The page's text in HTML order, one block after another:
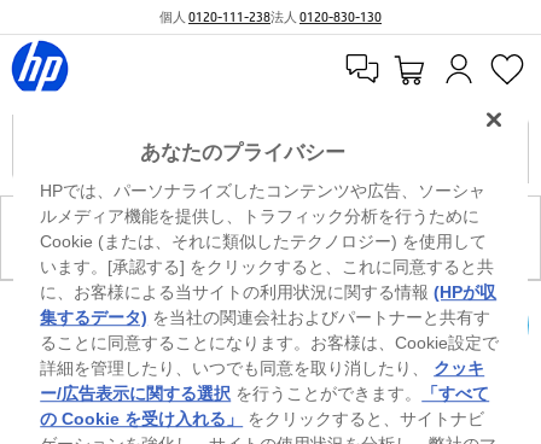
個人 0120-111-238法人 0120-830-130
現在、このカテゴリには商品がありません。
カートを確認
※ Windowsのすべてのエディションまたはバージョンで、すべての機能を使用でき
るわけではありません。Windowsの機能を最大限に活用するには、システムのハ
ードウェア、ドライバー、ソフトウェアのアップグレードおよび/または別途購
入、あるいはBIOSのアップデートが必要になる場合があります。Windowsは自動
的にアップデートされ、有効になります。高速インターネットとMicrosoftアカウ
ントが必要になります。ISPの料金が適用され、今後アップデートの際に要件が追
加される場合があります。http://www.windows.com 外部リンクアイコンをご覧く
あなたのプライバシー
HPでは、パーソナライズしたコンテンツや広告、ソーシャ
ルメディア機能を提供し、トラフィック分析を行うために
Cookie (または、それに類似したテクノロジー) を使用して
います。[承認する] をクリックすると、これに同意すると共
に、お客様による当サイトの利用状況に関する情報(HPが収
集するデータ) を当社の関連会社およびパートナーと共有す
ることに同意することになります。お客様は、Cookie設定で
詳細を管理したり、いつでも同意を取り消したり、 クッキ
ー/広告表示に関する選択 を行うことができます。
「すべて
の Cookie を受け入れる」
をクリックすると、サイトナビ